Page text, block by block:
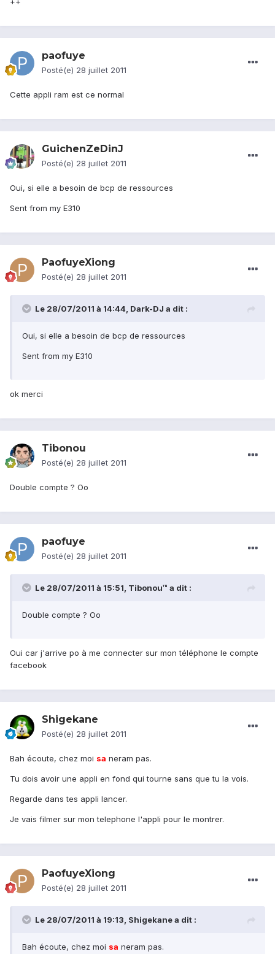
paofuye
Posté(e) 28 juillet 2011
Cette appli ram est ce normal
GuichenZeDinJ
Posté(e) 28 juillet 2011
Oui, si elle a besoin de bcp de ressources
Sent from my E310
PaofuyeXiong
Posté(e) 28 juillet 2011
Le 28/07/2011 à 14:44, Dark-DJ a dit :
Oui, si elle a besoin de bcp de ressources
Sent from my E310
ok merci
Tibonou
Posté(e) 28 juillet 2011
Double compte ? Oo
paofuye
Posté(e) 28 juillet 2011
Le 28/07/2011 à 15:51, Tibonou™ a dit :
Double compte ? Oo
Oui car j'arrive po à me connecter sur mon téléphone le compte
facebook
Shigekane
Posté(e) 28 juillet 2011
Bah écoute, chez moi sa neram pas.
Tu dois avoir une appli en fond qui tourne sans que tu la vois.
Regarde dans tes appli lancer.
Je vais filmer sur mon telephone l'appli pour le montrer.
PaofuyeXiong
Posté(e) 28 juillet 2011
Le 28/07/2011 à 19:13, Shigekane a dit :
Bah écoute, chez moi sa neram pas.